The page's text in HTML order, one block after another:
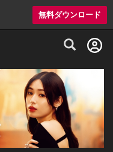
無料ダウンロード
レミアムレストラン予約